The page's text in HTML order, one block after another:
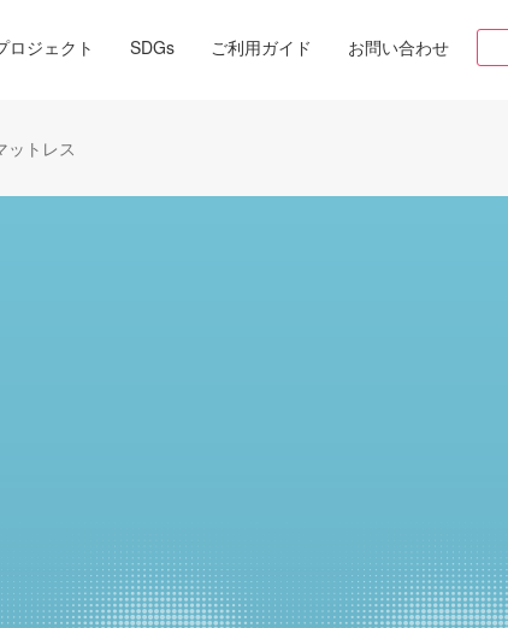
ロジェクト SDGs ご利用ガイド お問い合わせ
ットレス